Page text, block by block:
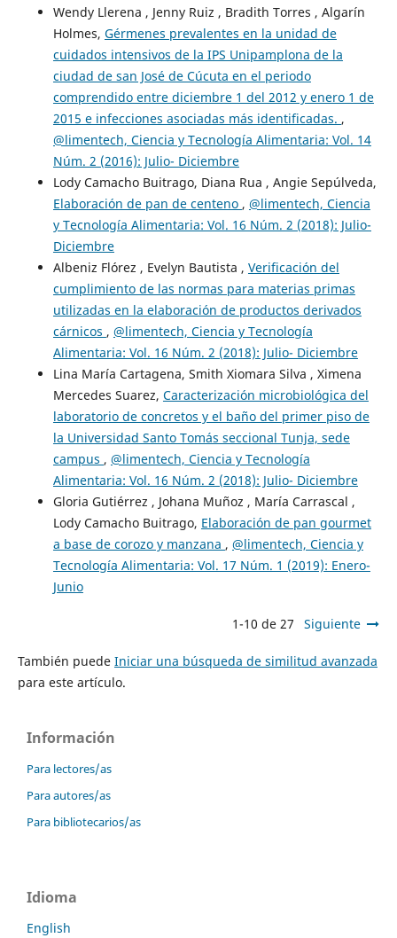
Wendy Llerena , Jenny Ruiz , Bradith Torres , Algarín
Holmes, Gérmenes prevalentes en la unidad de
cuidados intensivos de la IPS Unipamplona de la
ciudad de san José de Cúcuta en el periodo
comprendido entre diciembre 1 del 2012 y enero 1 de
2015 e infecciones asociadas más identificadas. ,
@limentech, Ciencia y Tecnología Alimentaria: Vol. 14
Núm. 2 (2016): Julio- Diciembre
Lody Camacho Buitrago, Diana Rua , Angie Sepúlveda,
Elaboración de pan de centeno , @limentech, Ciencia
y Tecnología Alimentaria: Vol. 16 Núm. 2 (2018): Julio-
Diciembre
Albeniz Flórez , Evelyn Bautista , Verificación del
cumplimiento de las normas para materias primas
utilizadas en la elaboración de productos derivados
cárnicos , @limentech, Ciencia y Tecnología
Alimentaria: Vol. 16 Núm. 2 (2018): Julio- Diciembre
Lina María Cartagena, Smith Xiomara Silva , Ximena
Mercedes Suarez, Caracterización microbiológica del
laboratorio de concretos y el baño del primer piso de
la Universidad Santo Tomás seccional Tunja, sede
campus , @limentech, Ciencia y Tecnología
Alimentaria: Vol. 16 Núm. 2 (2018): Julio- Diciembre
Gloria Gutiérrez , Johana Muñoz , María Carrascal ,
Lody Camacho Buitrago, Elaboración de pan gourmet
a base de corozo y manzana , @limentech, Ciencia y
Tecnología Alimentaria: Vol. 17 Núm. 1 (2019): Enero-
Junio
1-10 de 27 Siguiente
También puede Iniciar una búsqueda de similitud avanzada
para este artículo.
Información
Para lectores/as
Para autores/as
Para bibliotecarios/as
Idioma
English